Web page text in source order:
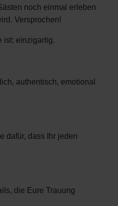
noch einmal erleben
Versprochen!
ist: einzigartig.
authentisch, emotional
dafür, dass Ihr jeden
die Eure Trauung